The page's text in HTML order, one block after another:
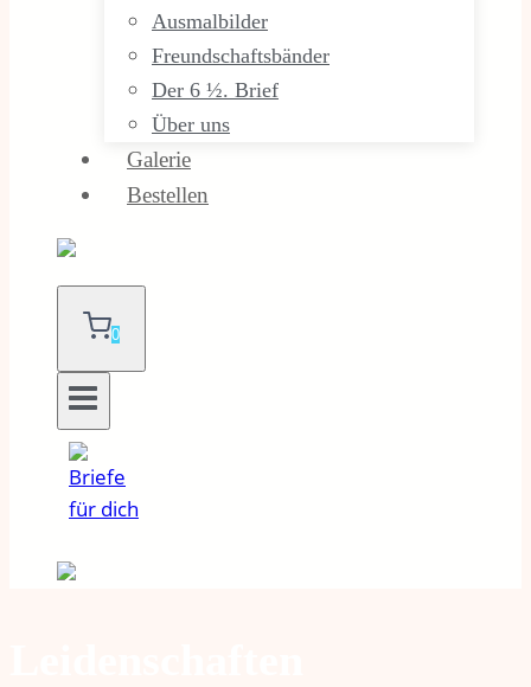
Ausmalbilder
Freundschaftsbänder
Der 6 ½. Brief
Über uns
Galerie
Bestellen
0